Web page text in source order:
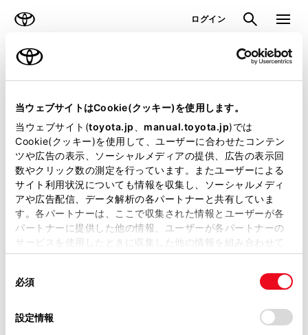
当ウェブサイトはCookie(クッキー)を使用します。
当ウェブサイト(toyota.jp manual.toyota.jp)では
Cookie(クッキー)を使用して、ユーザーに合わせたコンテン
ツや広告の表示、ソーシャルメディアの提供、広告の表示回
数やクリック数の測定を行っています。またユーザーによる
サイト利用状況についても情報を収集し、ソーシャルメディ
アや広告配信、データ解析の各パートナーと共有していま
す。各パートナーは、ここで収集された情報とユーザーが各
パートナーに提供した他の情報、ユーザーが各パートナーの
サービスを使用したときに収集した他の情報を組み合わせて
使用することがあります。当ウェブサイトの使用を続行する
デバイスにすべてのCookie(クッキー)が保存されることに同
意したことになります。Cookie(クッキー)のオプトアウト、
必須
設定情報
ログイン 検索 メニュ
ラインアップ トピックス
見積りシミュレーション
見積りシミュレーションのデータが
正常に取得できませんでした。
詳しくは販売店までお問合せくださ
い。
（2-7-4）
見積りシミュレーショントップへ